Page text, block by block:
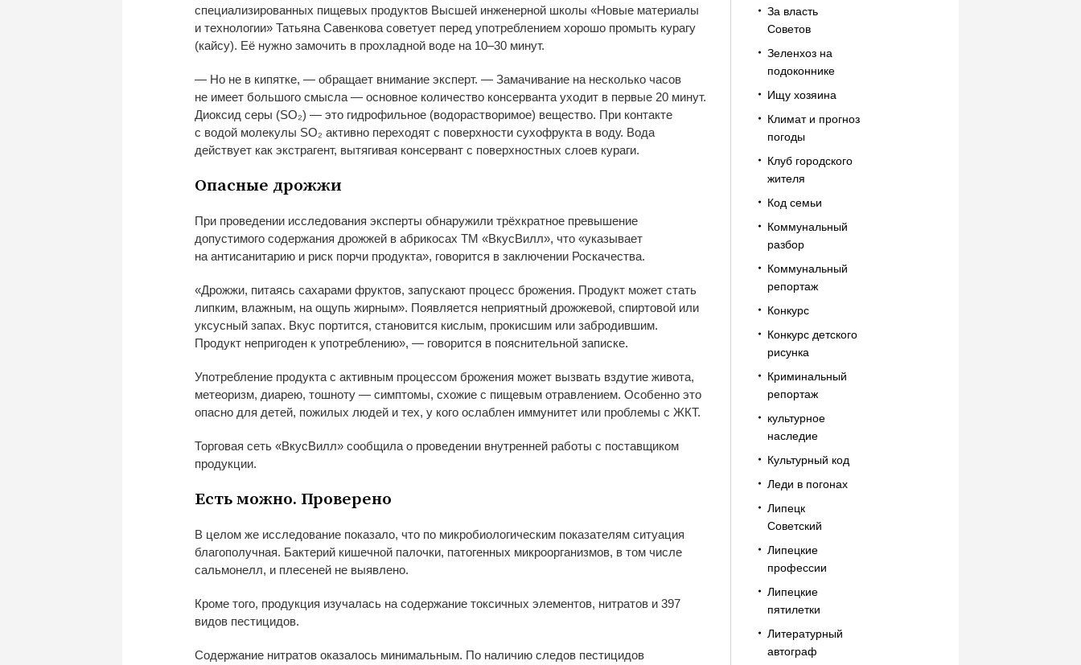
специализированных пищевых продуктов Высшей инженерной школы «Новые материалы
и технологии» Татьяна Савенкова советует перед употреблением хорошо промыть курагу
(кайсу). Её нужно замочить в прохладной воде на 10–30 минут.
— Но не в кипятке, — обращает внимание эксперт. — Замачивание на несколько часов
не имеет большого смысла — основное количество консерванта уходит в первые 20 минут.
Диоксид серы (SO₂) — это гидрофильное (водорастворимое) вещество. При контакте
с водой молекулы SO₂ активно переходят с поверхности сухофрукта в воду. Вода
действует как экстрагент, вытягивая консервант с поверхностных слоев кураги.
Опасные дрожжи
При проведении исследования эксперты обнаружили трёхкратное превышение
допустимого содержания дрожжей в абрикосах ТМ «ВкусВилл», что «указывает
на антисанитарию и риск порчи продукта», говорится в заключении Роскачества.
«Дрожжи, питаясь сахарами фруктов, запускают процесс брожения. Продукт может стать
липким, влажным, на ощупь жирным». Появляется неприятный дрожжевой, спиртовой или
уксусный запах. Вкус портится, становится кислым, прокисшим или забродившим.
Продукт непригоден к употреблению», — говорится в пояснительной записке.
Употребление продукта с активным процессом брожения может вызвать вздутие живота,
метеоризм, диарею, тошноту — симптомы, схожие с пищевым отравлением. Особенно это
опасно для детей, пожилых людей и тех, у кого ослаблен иммунитет или проблемы с ЖКТ.
Торговая сеть «ВкусВилл» сообщила о проведении внутренней работы с поставщиком
продукции.
Есть можно. Проверено
В целом же исследование показало, что по микробиологическим показателям ситуация
благополучная. Бактерий кишечной палочки, патогенных микроорганизмов, в том числе
сальмонелл, и плесеней не выявлено.
Кроме того, продукция изучалась на содержание токсичных элементов, нитратов и 397
видов пестицидов.
Содержание нитратов оказалось минимальным. По наличию следов пестицидов
За власть
Советов
Зеленхоз на
подоконнике
Ищу хозяина
Климат и прогноз
погоды
Клуб городского
жителя
Код семьи
Коммунальный
разбор
Коммунальный
репортаж
Конкурс
Конкурс детского
рисунка
Криминальный
репортаж
культурное
наследие
Культурный код
Леди в погонах
Липецк
Советский
Липецкие
профессии
Липецкие
пятилетки
Литературный
автограф